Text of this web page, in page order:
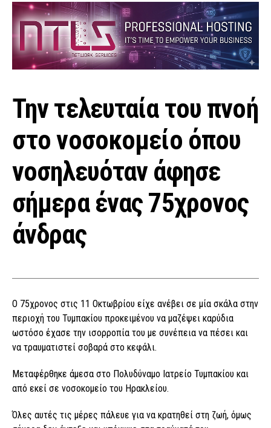
Την τελευταία του πνοή
στο νοσοκομείο όπου
νοσηλευόταν άφησε
σήμερα ένας 75χρονος
άνδρας
Ο 75χρονος στις 11 Οκτωβρίου είχε ανέβει σε μία σκάλα στην
περιοχή του Τυμπακίου προκειμένου να μαζέψει καρύδια
ωστόσο έχασε την ισορροπία του με συνέπεια να πέσει και
να τραυματιστεί σοβαρά στο κεφάλι.
Μεταφέρθηκε άμεσα στο Πολυδύναμο Ιατρείο Τυμπακίου και
από εκεί σε νοσοκομείο του Ηρακλείου.
Όλες αυτές τις μέρες πάλευε για να κρατηθεί στη ζωή, όμως